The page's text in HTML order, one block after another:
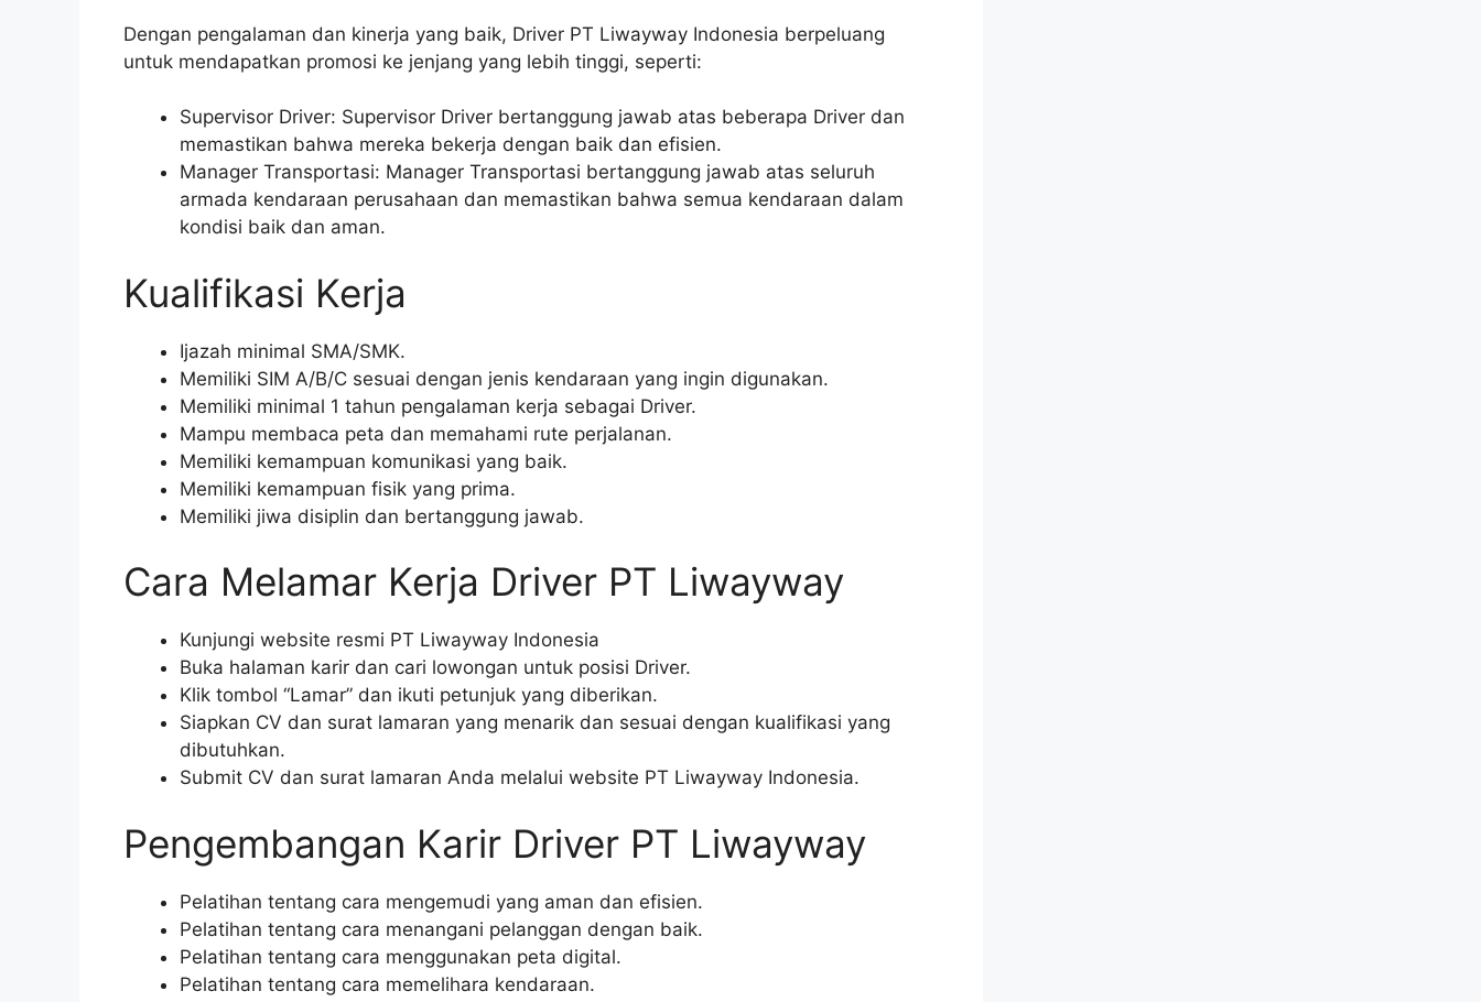
Dengan pengalaman dan kinerja yang baik, Driver PT Liwayway Indonesia berpeluang
untuk mendapatkan promosi ke jenjang yang lebih tinggi, seperti:
Supervisor Driver: Supervisor Driver bertanggung jawab atas beberapa Driver dan
memastikan bahwa mereka bekerja dengan baik dan efisien.
Manager Transportasi: Manager Transportasi bertanggung jawab atas seluruh
armada kendaraan perusahaan dan memastikan bahwa semua kendaraan dalam
kondisi baik dan aman.
Kualifikasi Kerja
Ijazah minimal SMA/SMK.
Memiliki SIM A/B/C sesuai dengan jenis kendaraan yang ingin digunakan.
Memiliki minimal 1 tahun pengalaman kerja sebagai Driver.
Mampu membaca peta dan memahami rute perjalanan.
Memiliki kemampuan komunikasi yang baik.
Memiliki kemampuan fisik yang prima.
Memiliki jiwa disiplin dan bertanggung jawab.
Cara Melamar Kerja Driver PT Liwayway
Kunjungi website resmi PT Liwayway Indonesia
Buka halaman karir dan cari lowongan untuk posisi Driver.
Klik tombol “Lamar” dan ikuti petunjuk yang diberikan.
Siapkan CV dan surat lamaran yang menarik dan sesuai dengan kualifikasi yang
dibutuhkan.
Submit CV dan surat lamaran Anda melalui website PT Liwayway Indonesia.
Pengembangan Karir Driver PT Liwayway
Pelatihan tentang cara mengemudi yang aman dan efisien.
Pelatihan tentang cara menangani pelanggan dengan baik.
Pelatihan tentang cara menggunakan peta digital.
Pelatihan tentang cara memelihara kendaraan.